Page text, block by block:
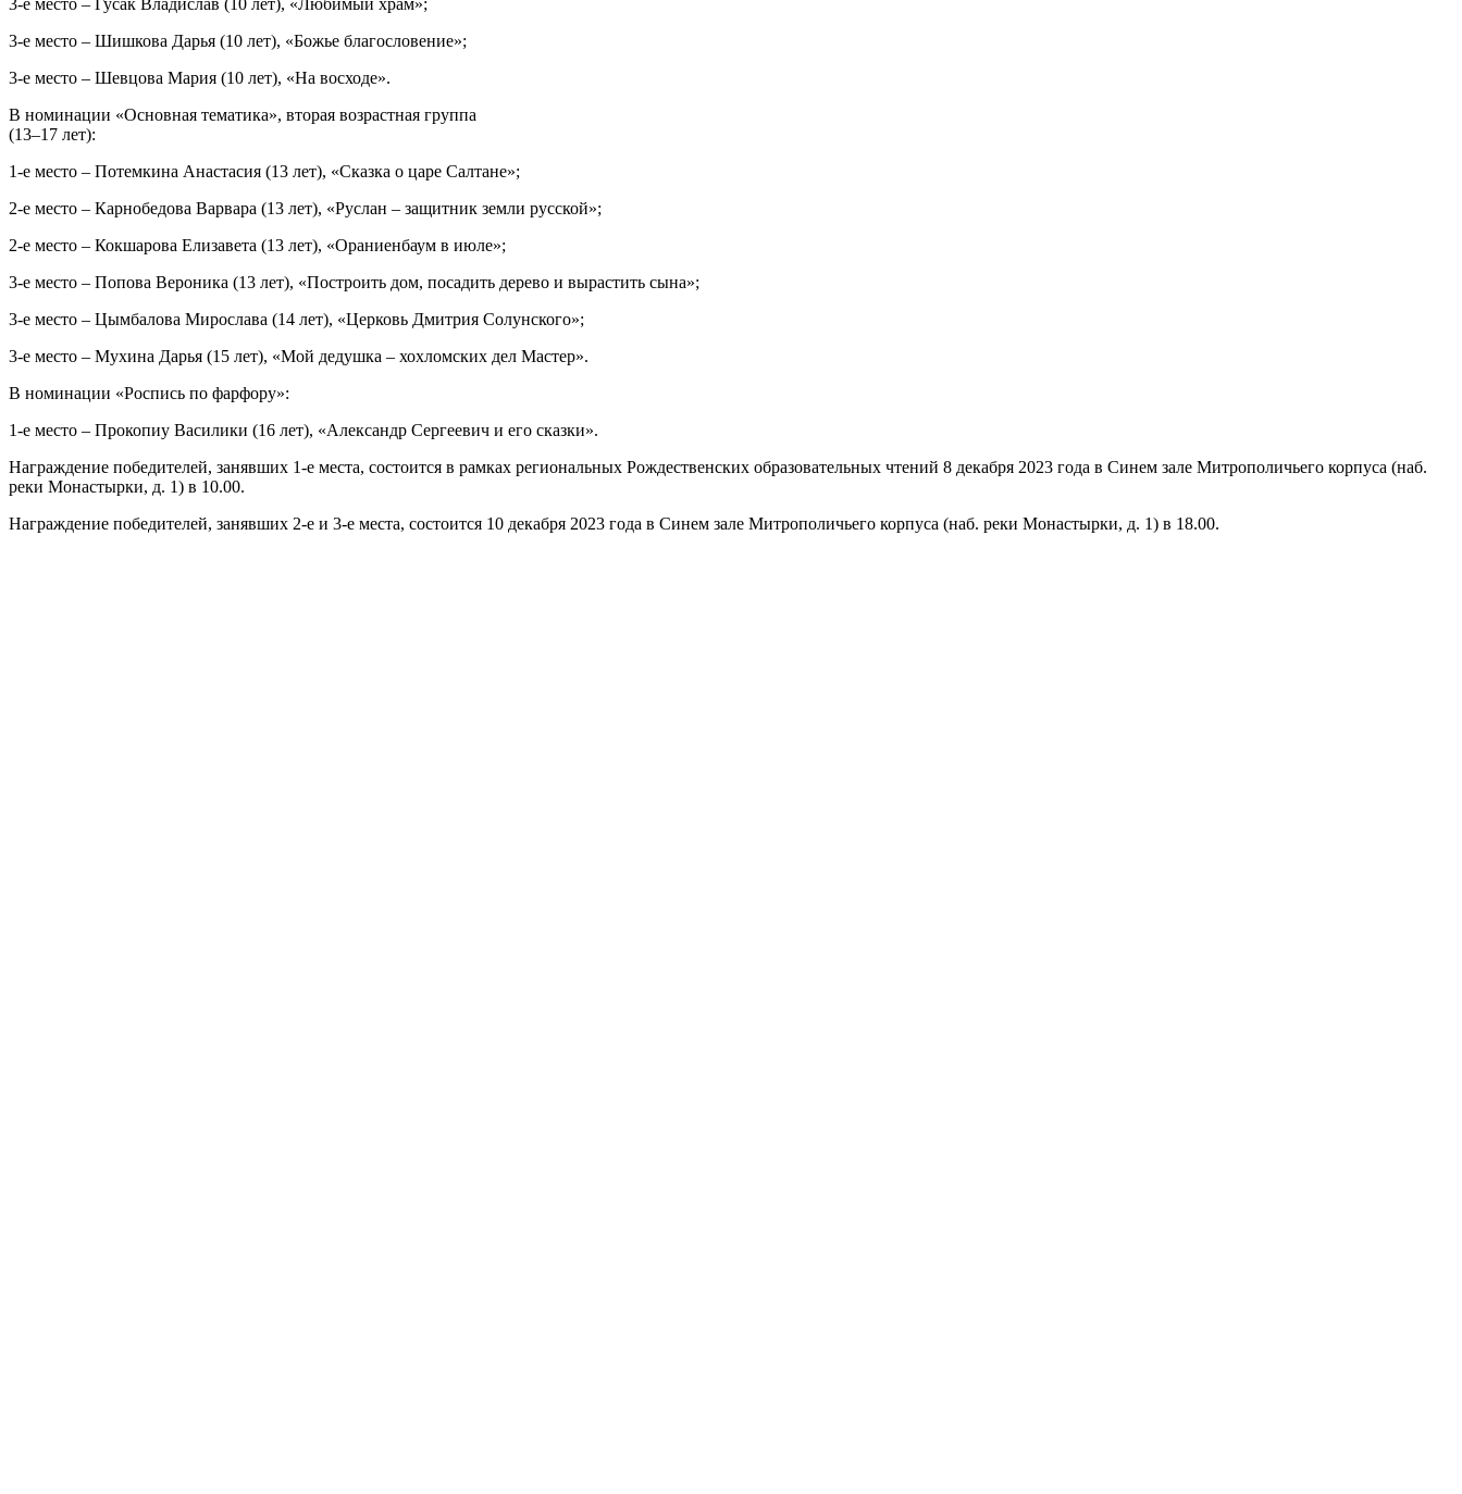
3-е место – Шишкова Дарья (10 лет), «Божье благословение»;
3-е место – Шевцова Мария (10 лет), «На восходе».
В номинации «Основная тематика», вторая возрастная группа
(13–17 лет):
1-е место – Потемкина Анастасия (13 лет), «Сказка о царе Салтане»;
2-е место – Карнобедова Варвара (13 лет), «Руслан – защитник земли русской»;
2-е место – Кокшарова Елизавета (13 лет), «Ораниенбаум в июле»;
3-е место – Попова Вероника (13 лет), «Построить дом, посадить дерево и вырастить сына»;
3-е место – Цымбалова Мирослава (14 лет), «Церковь Дмитрия Солунского»;
3-е место – Мухина Дарья (15 лет), «Мой дедушка – хохломских дел Мастер».
В номинации «Роспись по фарфору»:
1-е место – Прокопиу Василики (16 лет), «Александр Сергеевич и его сказки».
Награждение победителей, занявших 1-е места, состоится в рамках региональных Рождественских образовательных чтений 8 декабря 2023 года в Синем зале Митрополичьего корпуса (наб.
реки Монастырки, д. 1) в 10.00.
Награждение победителей, занявших 2-е и 3-е места, состоится 10 декабря 2023 года в Синем зале Митрополичьего корпуса (наб. реки Монастырки, д. 1) в 18.00.